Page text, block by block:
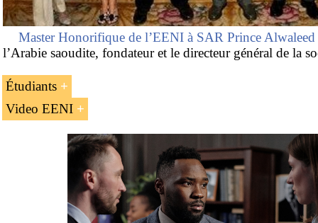
Master Honorifique de l’EENI à SAR Prince
l’Arabie saoudite, fondateur et le directeur général de la
Étudiants
Video EENI